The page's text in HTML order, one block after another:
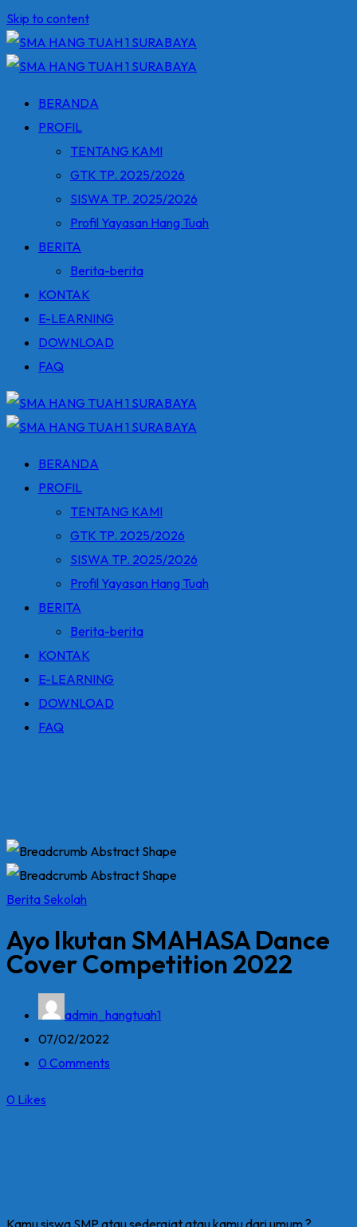
Skip to content
BERANDA
PROFIL
TENTANG KAMI
GTK TP. 2025/2026
SISWA TP. 2025/2026
Profil Yayasan Hang Tuah
BERITA
Berita-berita
KONTAK
E-LEARNING
DOWNLOAD
FAQ
BERANDA
PROFIL
TENTANG KAMI
GTK TP. 2025/2026
SISWA TP. 2025/2026
Profil Yayasan Hang Tuah
BERITA
Berita-berita
KONTAK
E-LEARNING
DOWNLOAD
FAQ
Berita Sekolah
Ayo Ikutan SMAHASA Dance
Cover Competition 2022
admin_hangtuah1
07/02/2022
0 Comments
0 Likes
Kamu siswa SMP atau sederajat atau kamu dari umum ?